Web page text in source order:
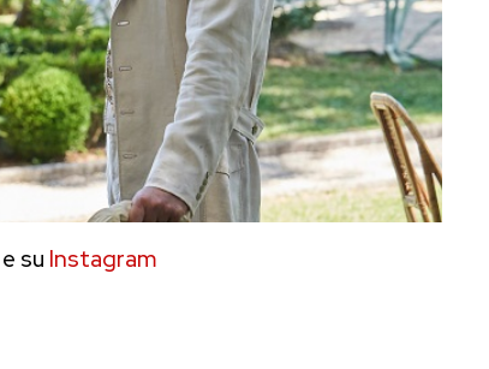
e su Instagram